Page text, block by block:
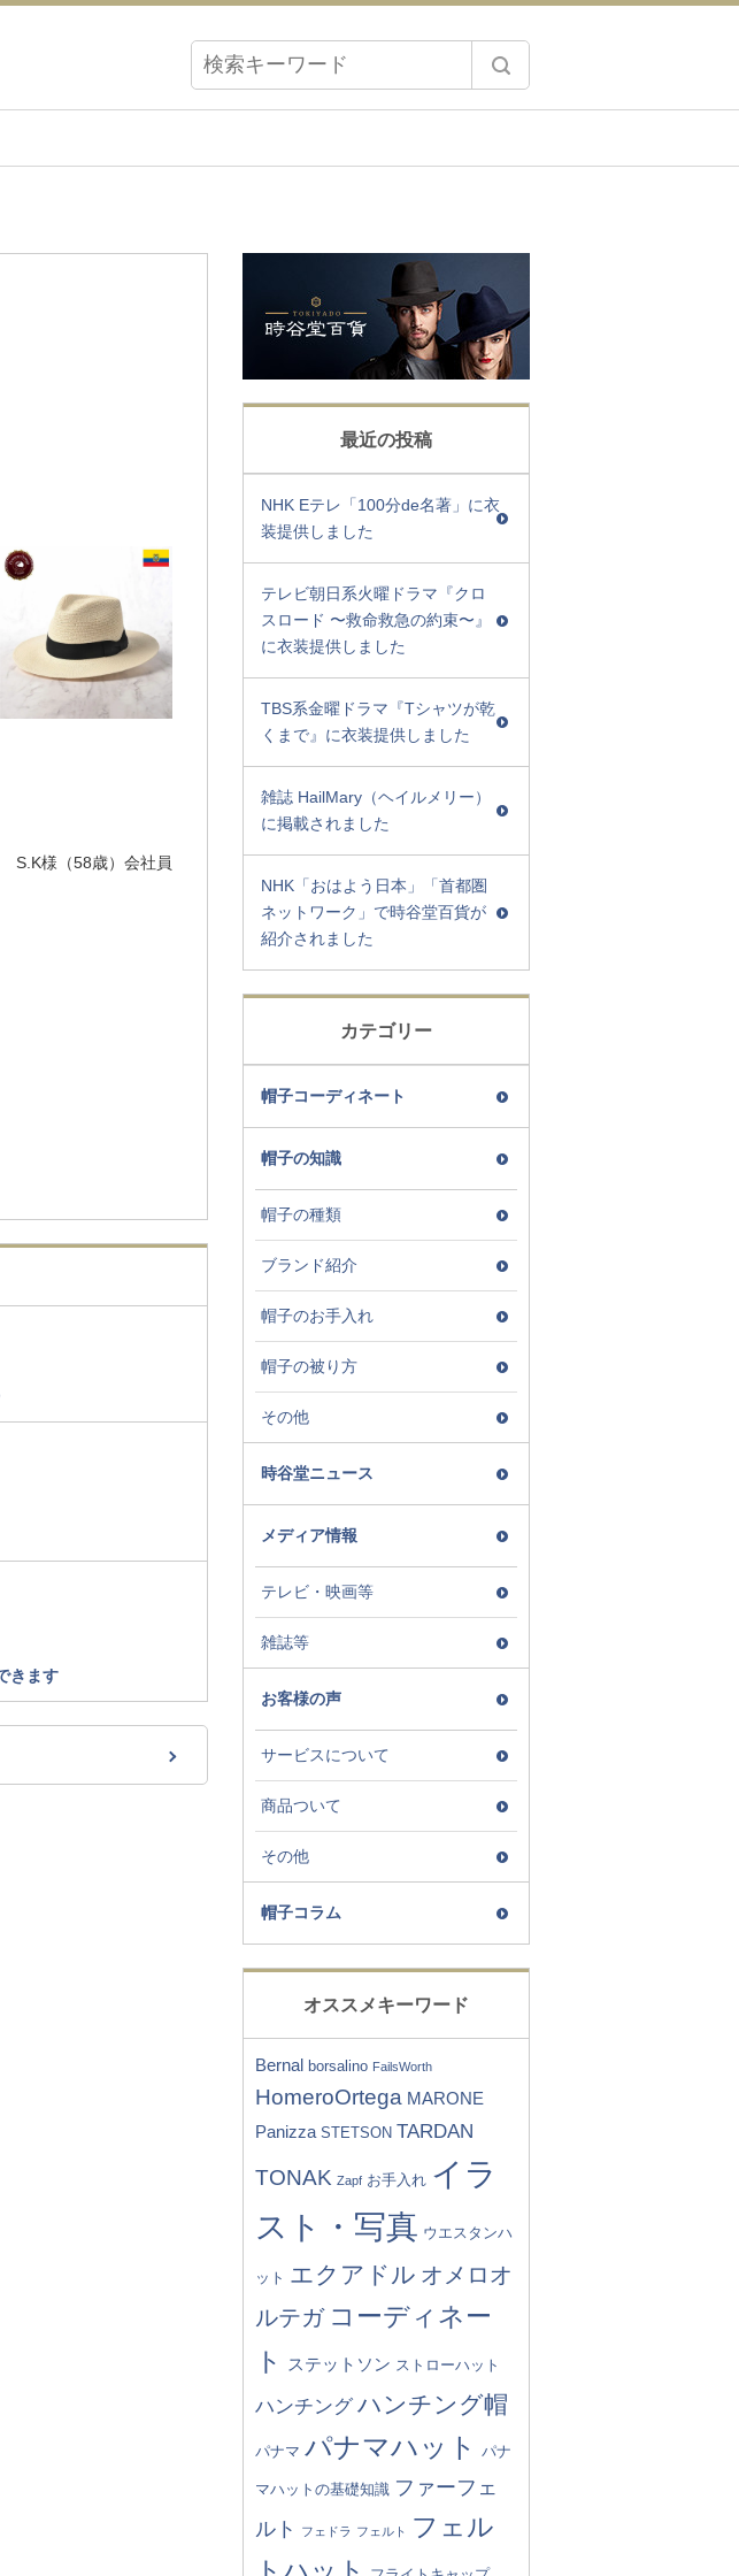
S.K様（58歳）会社員
きます
最近の投稿
NHK Eテレ「100分de名著」に衣
装提供しました
テレビ朝日系火曜ドラマ『クロ
スロード 〜救命救急の約束〜』
に衣装提供しました
TBS系金曜ドラマ『Tシャツが乾
くまで』に衣装提供しました
雑誌 HailMary（ヘイルメリー）
に掲載されました
NHK「おはよう日本」「首都圏
ネットワーク」で時谷堂百貨が
紹介されました
カテゴリー
帽子コーディネート
帽子の知識
帽子の種類
ブランド紹介
帽子のお手入れ
帽子の被り方
その他
時谷堂ニュース
メディア情報
テレビ・映画等
雑誌等
お客様の声
サービスについて
商品ついて
その他
帽子コラム
オススメキーワード
Bernal borsalino FailsWorth
HomeroOrtega MARONE
Panizza STETSON TARDAN
TONAK Zapf お手入れ イラ
スト・写真 ウエスタンハ
ット エクアドル オメロオ
ルテガ コーディネー
ト
ステットソン ストローハット
ハンチング ハンチング帽
パナマ パナマハット パナ
マハットの基礎知識 ファーフェ
ルト
フェドラ フェルト
フェル